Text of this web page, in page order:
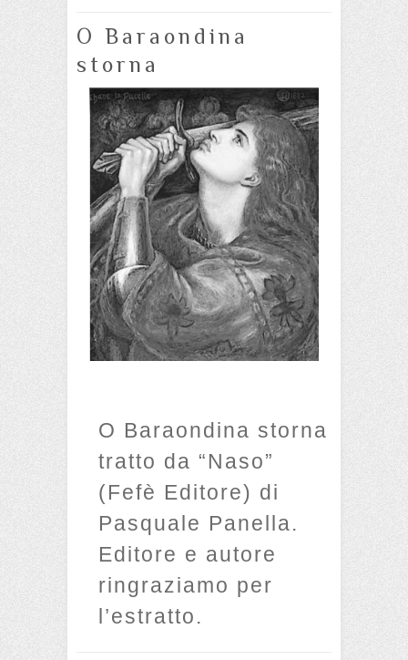
O Baraondina
storna
O Baraondina storna
tratto da “Naso”
(Fefè Editore) di
Pasquale Panella.
Editore e autore
ringraziamo per
l’estratto.